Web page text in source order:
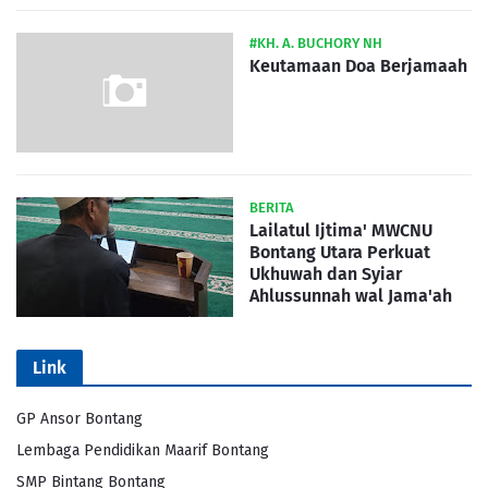
#KH. A. BUCHORY NH
Keutamaan Doa Berjamaah
BERITA
Lailatul Ijtima' MWCNU
Bontang Utara Perkuat
Ukhuwah dan Syiar
Ahlussunnah wal Jama'ah
Link
GP Ansor Bontang
Lembaga Pendidikan Maarif Bontang
SMP Bintang Bontang